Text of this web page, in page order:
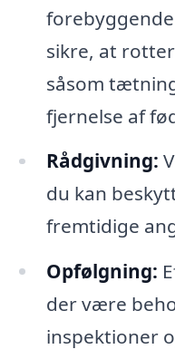
sikre, at
såsom
fjernelse af
Rådgivning:
du kan
fremtidige
Opfølgning:
der være
inspektioner